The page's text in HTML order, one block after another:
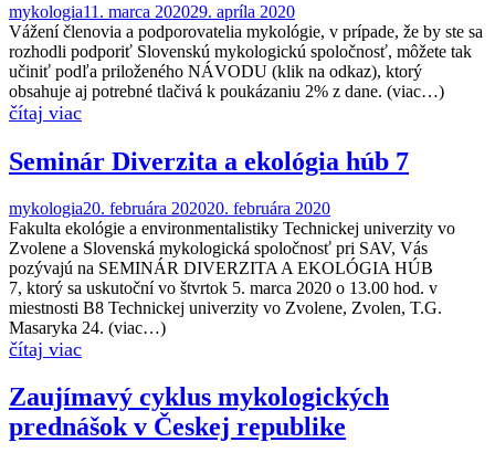
mykologia11. marca 202029. apríla 2020
Vážení členovia a podporovatelia mykológie, v prípade, že by ste sa
rozhodli podporiť Slovenskú mykologickú spoločnosť, môžete tak
učiniť podľa priloženého NÁVODU (klik na odkaz), ktorý
obsahuje aj potrebné tlačivá k poukázaniu 2% z dane. (viac…)
Seminár Diverzita a ekológia húb 7
mykologia20. februára 202020. februára 2020
Fakulta ekológie a environmentalistiky Technickej univerzity vo
Zvolene a Slovenská mykologická spoločnosť pri SAV, Vás
pozývajú na SEMINÁR DIVERZITA A EKOLÓGIA HÚB
7, ktorý sa uskutoční vo štvrtok 5. marca 2020 o 13.00 hod. v
miestnosti B8 Technickej univerzity vo Zvolene, Zvolen, T.G.
Masaryka 24. (viac…)
Zaujímavý cyklus mykologických
prednášok v Českej republike